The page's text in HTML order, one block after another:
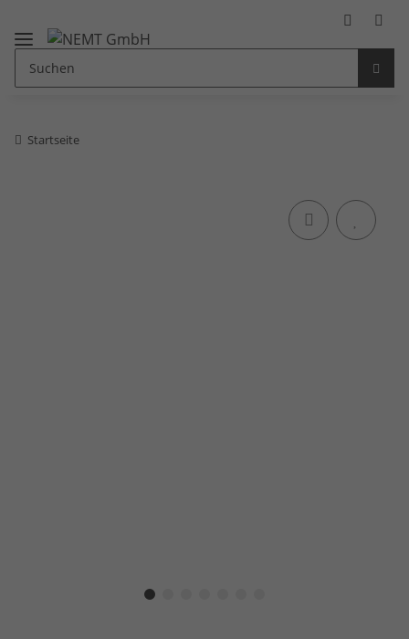
Startseite